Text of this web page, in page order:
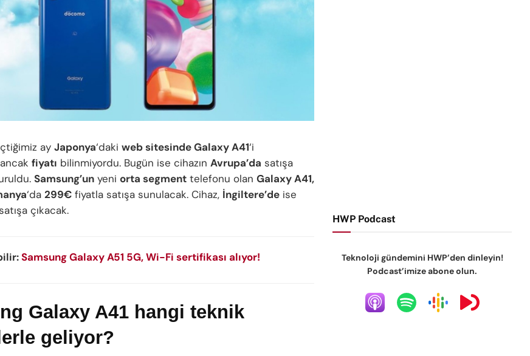
ay Japonya‘daki web sitesinde Galaxy A41‘i
fiyatı bilinmiyordu. Bugün ise cihazın Avrupa’da satışa
Samsung’un yeni orta segment telefonu olan Galaxy A41,
‘da 299€ fiyatla satışa sunulacak. Cihaz, İngiltere’de ise
çıkacak.
Samsung Galaxy A51 5G, Wi-Fi sertifikası alıyor!
Galaxy A41 hangi teknik
geliyor?
HWP Podcast
Teknoloji gündemini HWP’den dinleyin!
Podcast’imize abone olun.